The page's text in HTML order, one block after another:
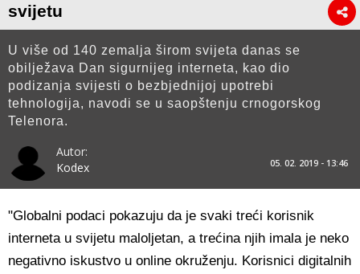
svijetu
U više od 140 zemalja širom svijeta danas se
obilježava Dan sigurnijeg interneta, kao dio
podizanja svijesti o bezbjednijoj upotrebi
tehnologija, navodi se u saopštenju crnogorskog
Telenora.
Autor:
Kodex
05. 02. 2019 - 13:46
"Globalni podaci pokazuju da je svaki treći korisnik
interneta u svijetu maloljetan, a trećina njih imala je neko
negativno iskustvo u online okruženju. Korisnici digitalnih